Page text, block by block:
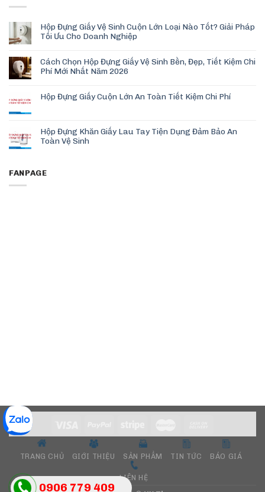
0906 779 409
Hộp Đựng Giấy Vệ Sinh Cuộn Lớn Loại Nào Tốt? Giải Pháp
Tối Ưu Cho Doanh Nghiệp
Cách Chọn Hộp Đựng Giấy Vệ Sinh Bền, Đẹp, Tiết Kiệm Chi
Phí Mới Nhất Năm 2026
Hộp Đựng Giấy Cuộn Lớn An Toàn Tiết Kiệm Chi Phí
Hộp Đựng Khăn Giấy Lau Tay Tiện Dụng Đảm Bảo An
Toàn Vệ Sinh
FANPAGE
TRANG CHỦ GIỚI THIỆU SẢN PHẨM TIN TỨC BÁO GIÁ
LIÊN HỆ